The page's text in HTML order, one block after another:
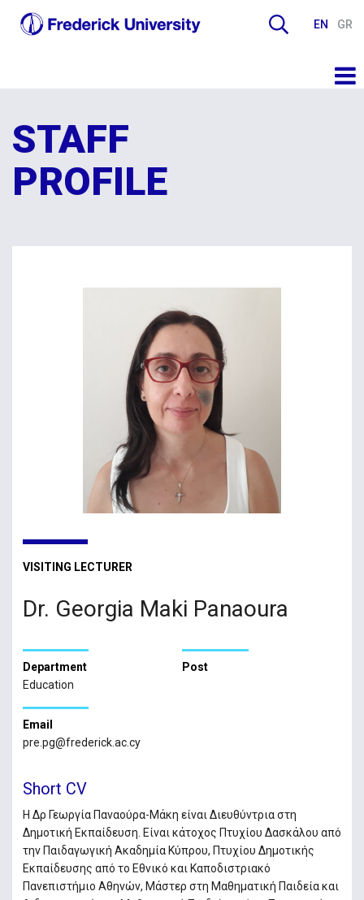
EN GR
STAFF
PROFILE
VISITING LECTURER
Dr. Georgia Maki Panaoura
Department
Education
Post
Email
pre.pg@frederick.ac.cy
Short CV
Η Δρ Γεωργία Παναούρα-Μάκη είναι Διευθύντρια στη
Δημοτική Εκπαίδευση. Είναι κάτοχος Πτυχίου Δασκάλου από
την Παιδαγωγική Ακαδημία Κύπρου, Πτυχίου Δημοτικής
Εκπαίδευσης από το Εθνικό και Καποδιστριακό
Πανεπιστήμιο Αθηνών, Μάστερ στη Μαθηματική Παιδεία και